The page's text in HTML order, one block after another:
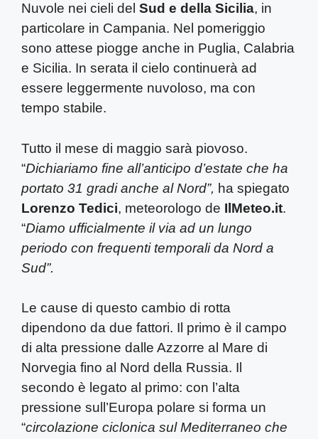
Nuvole nei cieli del Sud e della Sicilia, in
particolare in Campania. Nel pomeriggio
sono attese piogge anche in Puglia, Calabria
e Sicilia. In serata il cielo continuerà ad
essere leggermente nuvoloso, ma con
tempo stabile.
Tutto il mese di maggio sarà piovoso.
“Dichiariamo fine all’anticipo d’estate che ha
portato 31 gradi anche al Nord”, ha spiegato
Lorenzo Tedici, meteorologo de IlMeteo.it.
“Diamo ufficialmente il via ad un lungo
periodo con frequenti temporali da Nord a
Sud”.
Le cause di questo cambio di rotta
dipendono da due fattori. Il primo è il campo
di alta pressione dalle Azzorre al Mare di
Norvegia fino al Nord della Russia. Il
secondo è legato al primo: con l’alta
pressione sull’Europa polare si forma un
“circolazione ciclonica sul Mediterraneo che